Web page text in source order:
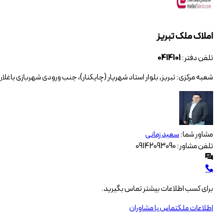
املاکملک تبریز
تلفن دفتر:0414101
شعبه مرکزی:تبریز,بلوار استاد شهریار (چایکنار)، جنب ورودی شهربازی
مشاور شما:سعید زمانی
تلفن مشاور:09142093090
برای کسب اطلاعات بیشتر تماس بگیرید.
اطلاعات ملکتماس با مشاوران